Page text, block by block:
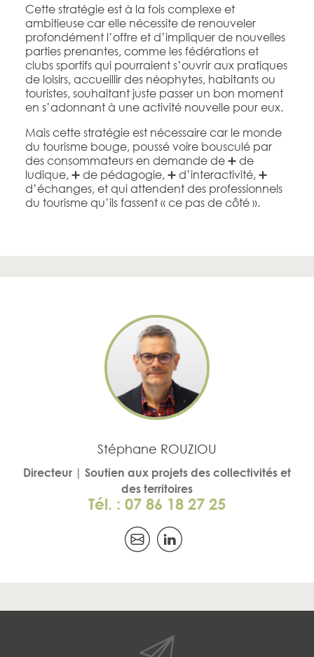
Cette stratégie est à la fois complexe et
ambitieuse car elle nécessite de renouveler
profondément l’offre et d’impliquer de nouvelles
parties prenantes, comme les fédérations et
clubs sportifs qui pourraient s’ouvrir aux pratiques
de loisirs, accueillir des néophytes, habitants ou
touristes, souhaitant juste passer un bon moment
en s’adonnant à une activité nouvelle pour eux.
Mais cette stratégie est nécessaire car le monde
du tourisme bouge, poussé voire bousculé par
des consommateurs en demande de ➕ de
ludique, ➕ de pédagogie, ➕ d’interactivité, ➕
d’échanges, et qui attendent des professionnels
du tourisme qu’ils fassent « ce pas de côté ».
Stéphane ROUZIOU
Directeur | Soutien aux projets des collectivités et
des territoires
Tél. : 07 86 18 27 25